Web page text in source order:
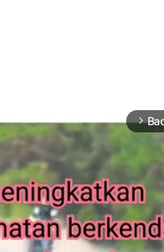
arrow_forward_ios